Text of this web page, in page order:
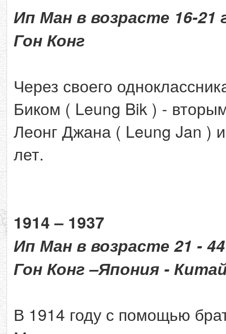
Ип Ман в возрасте 16-21
Гон Конг
Через своего
Биком ( Leung Bik ) -
Леонг Джана ( Leung Jan )
лет.
1914 – 1937
Ип Ман в возрасте 21 -
Гон Конг –Япония -
В 1914 году с помощью